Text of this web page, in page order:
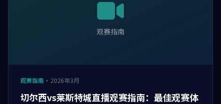
观赛指南
观赛指南 · 2026年3月
切尔西vs莱斯特城直播观赛指南：最佳观赛体